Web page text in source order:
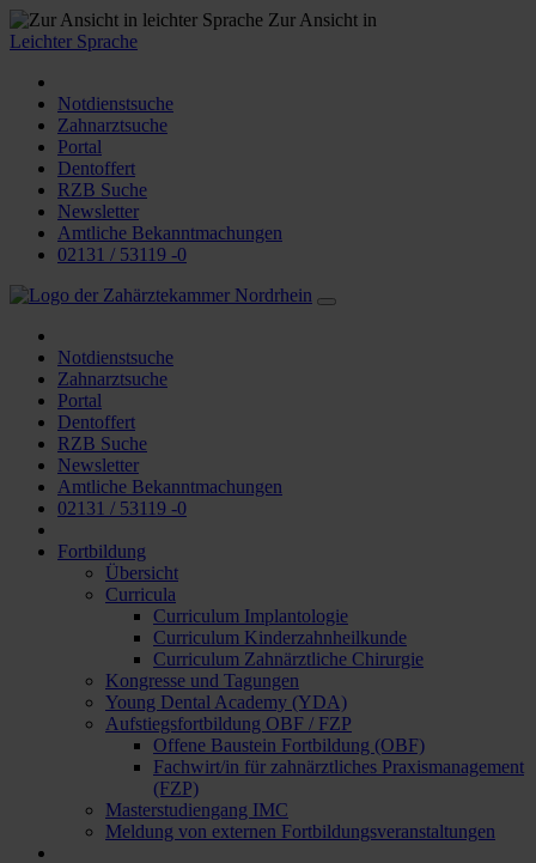
Zur Ansicht in
Leichter Sprache
Notdienstsuche
Zahnarztsuche
Portal
Dentoffert
RZB Suche
Newsletter
Amtliche Bekanntmachungen
02131 / 53119 -0
Notdienstsuche
Zahnarztsuche
Portal
Dentoffert
RZB Suche
Newsletter
Amtliche Bekanntmachungen
02131 / 53119 -0
Fortbildung
Übersicht
Curricula
Curriculum Implantologie
Curriculum Kinderzahnheilkunde
Curriculum Zahnärztliche Chirurgie
Kongresse und Tagungen
Young Dental Academy (YDA)
Aufstiegsfortbildung OBF / FZP
Offene Baustein Fortbildung (OBF)
Fachwirt/in für zahnärztliches Praxismanagement
(FZP)
Masterstudiengang IMC
Meldung von externen Fortbildungsveranstaltungen